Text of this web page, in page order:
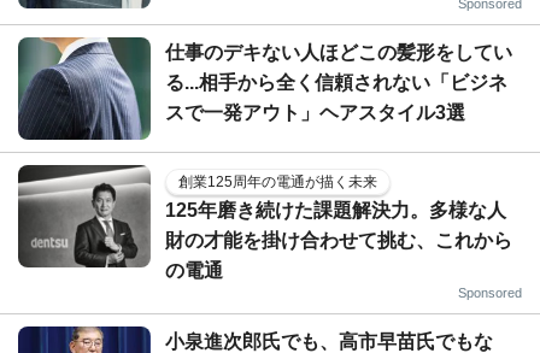
Sponsored
仕事のデキない人ほどこの髪形をしてい
る...相手から全く信頼されない「ビジネ
スで一発アウト」ヘアスタイル3選
創業125周年の電通が描く未来
125年磨き続けた課題解決力。多様な人
財の才能を掛け合わせて挑む、これから
の電通
Sponsored
小泉進次郎氏でも、高市早苗氏でもな